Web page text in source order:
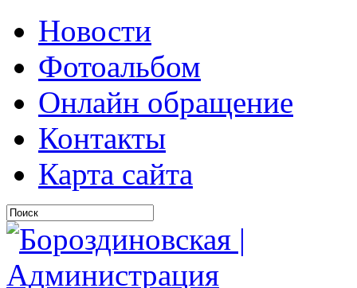
Новости
Фотоальбом
Онлайн обращение
Контакты
Карта сайта